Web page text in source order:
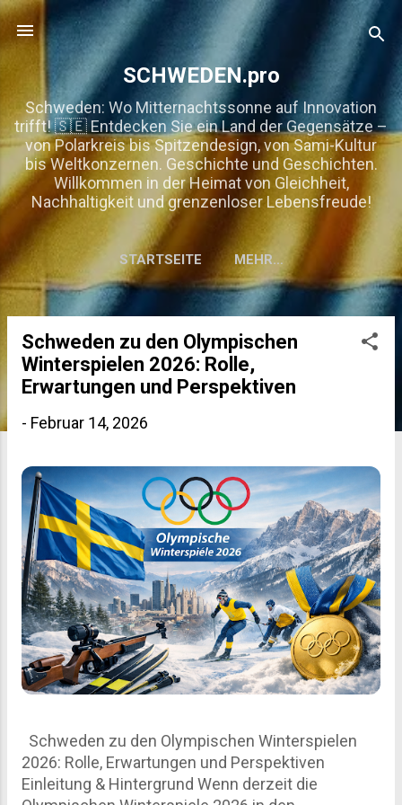
Direkt zum Hauptbereich
SCHWEDEN.pro
Schweden: Wo Mitternachtssonne auf Innovation
trifft! 🇸🇪 Entdecken Sie ein Land der Gegensätze –
von Polarkreis bis Spitzendesign, von Sami-Kultur
bis Weltkonzernen. Geschichte und Geschichten.
Willkommen in der Heimat von Gleichheit,
Nachhaltigkeit und grenzenloser Lebensfreude!
STARTSEITE MEHR…
PSchweden zu den Olympischen
Winterspielen 2026: Rolle,
Erwartungen und Perspektiven
- Februar 14, 2026
Schweden zu den Olympischen Winterspielen
2026: Rolle, Erwartungen und Perspektiven
Einleitung & Hintergrund Wenn derzeit die